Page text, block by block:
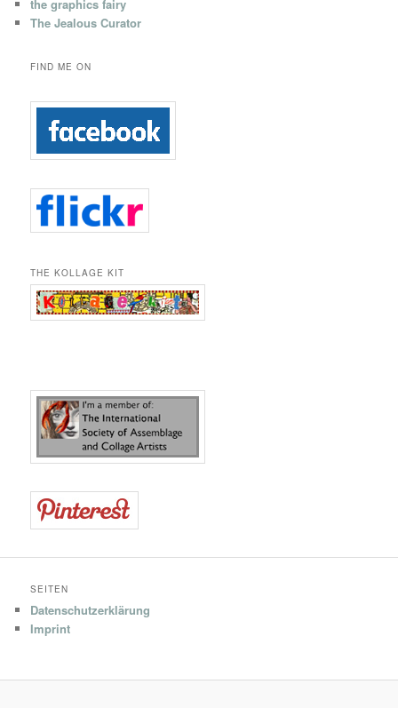
the graphics fairy
The Jealous Curator
FIND ME ON
THE KOLLAGE KIT
SEITEN
Datenschutzerklärung
Imprint